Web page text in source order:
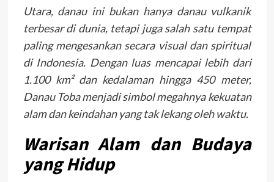
Utara, danau ini bukan hanya danau vulkanik
terbesar di dunia, tetapi juga salah satu tempat
paling mengesankan secara visual dan spiritual
di Indonesia. Dengan luas mencapai lebih dari
1.100 km² dan kedalaman hingga 450 meter,
Danau Toba menjadi simbol megahnya kekuatan
alam dan keindahan yang tak lekang oleh waktu.
Warisan Alam dan Budaya
yang Hidup